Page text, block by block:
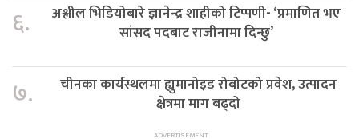
६.
अश्लील भिडियोबारे ज्ञानेन्द्र शाहीको टिप्पणी- ‘प्रमाणित भए
सांसद पदबाट राजीनामा दिन्छु’
७.
चीनका कार्यस्थलमा ह्युमानोइड रोबोटको प्रवेश, उत्पादन
क्षेत्रमा माग बढ्दो